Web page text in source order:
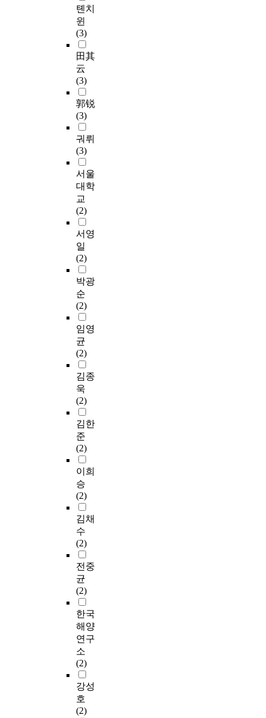
톈치
윈
(3)
田其
云
(3)
郭锐
(3)
궈뤼
(3)
서울
대학
교
(2)
서영
일
(2)
박광
순
(2)
임영
균
(2)
김종
욱
(2)
김한
준
(2)
이희
승
(2)
김채
수
(2)
전중
균
(2)
한국
해양
연구
소
(2)
강성
호
(2)